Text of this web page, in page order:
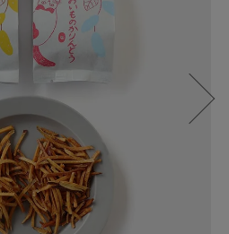
新規会員登録